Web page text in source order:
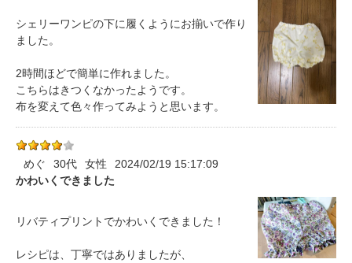
シェリーワンピの下に履くようにお揃いで作り
ました。
2時間ほどで簡単に作れました。
こちらはきつくなかったようです。
布を変えて色々作ってみようと思います。
めぐ 30代 女性
2024/02/19 15:17:09
かわいくできました
リバティプリントでかわいくできました！
レシピは、丁寧ではありましたが、